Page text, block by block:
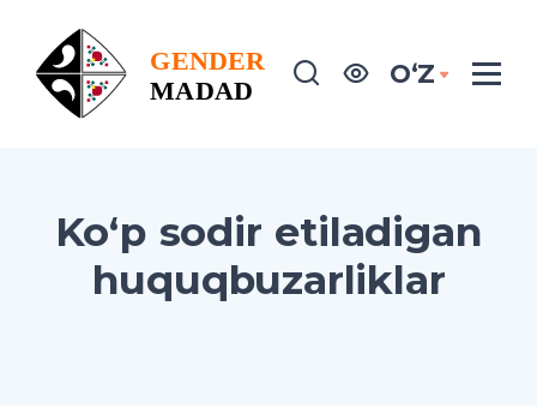
OʻZ
Ko‘p sodir etiladigan
huquqbuzarliklar